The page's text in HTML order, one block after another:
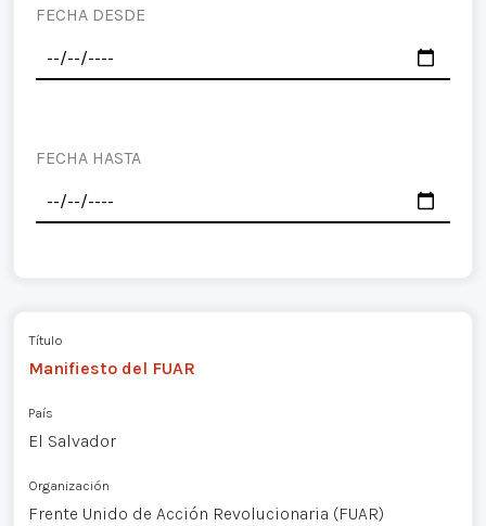
FECHA DESDE
FECHA HASTA
Título
Manifiesto del FUAR
País
El Salvador
Organización
Frente Unido de Acción Revolucionaria (FUAR)